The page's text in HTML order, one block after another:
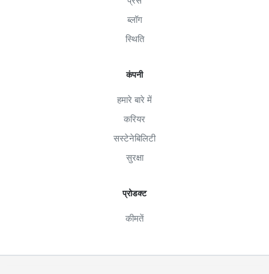
ब्लॉग
स्थिति
कंपनी
हमारे बारे में
करियर
सस्टेनेबिलिटी
सुरक्षा
प्रोडक्ट
कीमतें